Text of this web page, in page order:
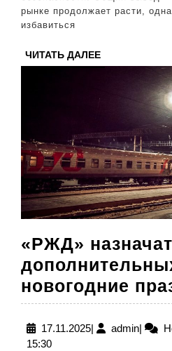
рынке продолжает расти,
избавиться
ЧИТАТЬ ДАЛЕЕЧИТАТЬ
ДАЛЕЕ
«РЖД»
новогодние
17.11.202517.11.2025
| adminadmin
|
15:30